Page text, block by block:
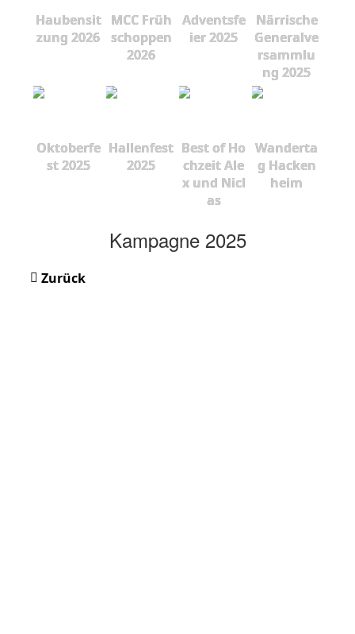
Haubensit
zung 2026
MCC Früh
schoppen
2026
Adventsfe
ier 2025
Närrische
Generalve
rsammlu
ng 2025
Oktoberfe
st 2025
Hallenfest
2025
Best of Ho
chzeit Ale
x und Nicl
as
Wanderta
g Hacken
heim
Kampagne 2025
Zurück